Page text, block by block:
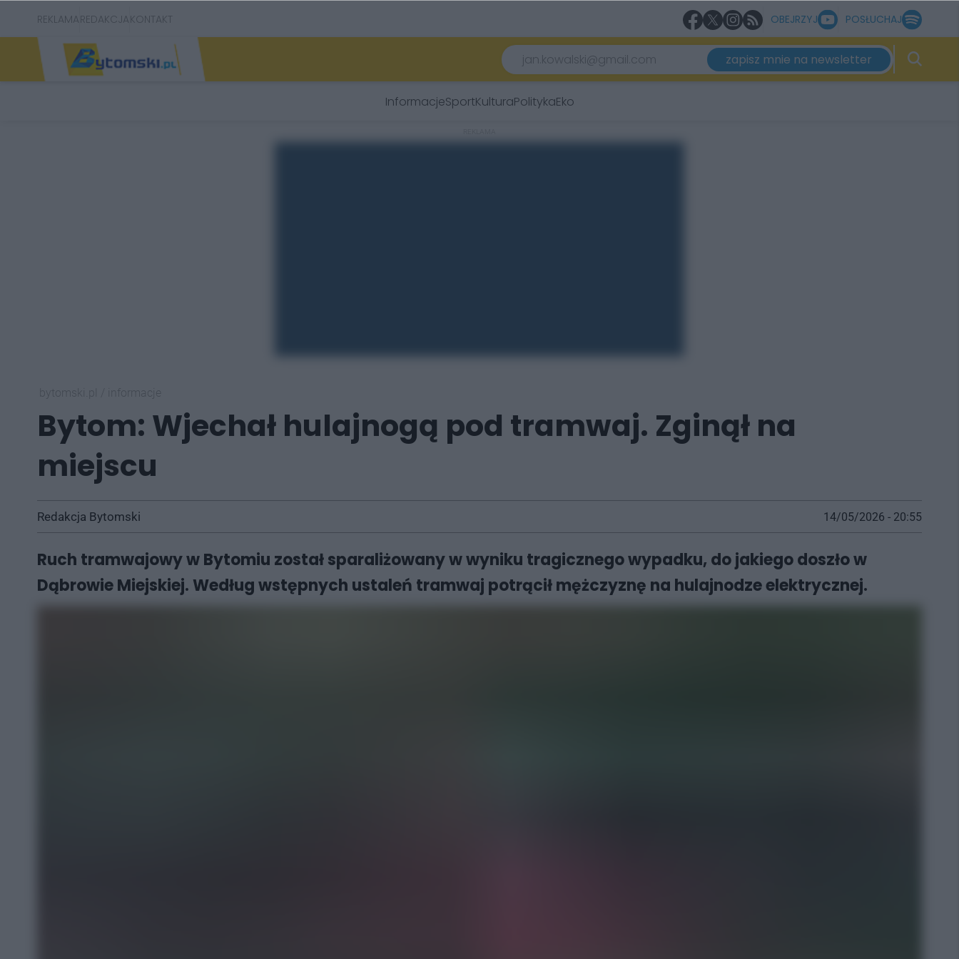
REKLAMAREDAKCJAKONTAKT OBEJRZYJ POSŁUCHAJ
zapisz mnie na newsletter
InformacjeSportKulturaPolitykaEko
Bytom: Wjechał hulajnogą pod tramwaj. Zginął na
miejscu
Redakcja Bytomski 14/05/2026 - 20:55
Ruch tramwajowy w Bytomiu został sparaliżowany w wyniku tragicznego wypadku, do jakiego doszło w
Dąbrowie Miejskiej. Według wstępnych ustaleń tramwaj potrącił mężczyznę na hulajnodze elektrycznej.